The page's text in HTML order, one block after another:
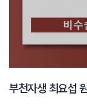
부천자생 최요섭